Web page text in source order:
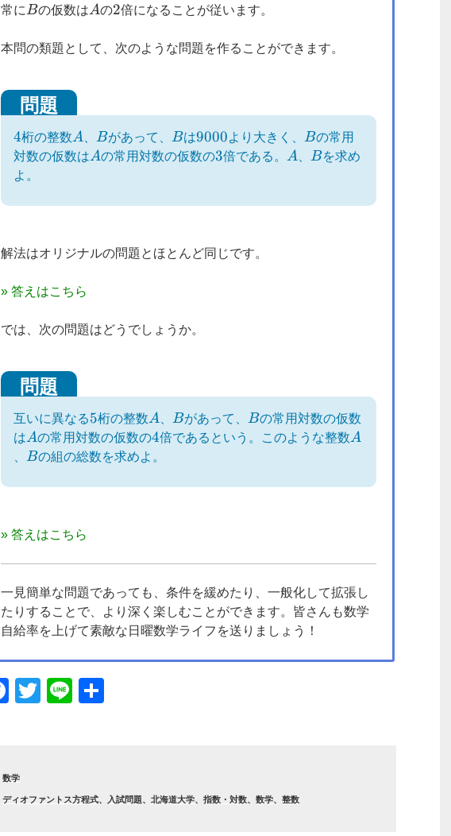
B
常にB
Bの仮数はA
Aの2
2倍になることが従います。
本問の類題として、次のような問題を作ることができます。
4
4桁の整数A
A、 B
Bがあって、 B
Bは9000
9000より大きく、 B
Bの常用
対数の仮数はA
Aの常用対数の仮数の3
3倍である。 A
A、 B
Bを求め
よ。
解法はオリジナルの問題とほとんど同じです。
» 答えはこちら
では、次の問題はどうでしょうか。
互いに異なる5
5桁の整数A
A B
Bがあって、 B
Bの常用対数の仮数
はA
Aの常用対数の仮数の4
4倍であるという。このような整数A
A
B
Bの組の総数を求めよ。
» 答えはこちら
一見簡単な問題であっても、条件を緩めたり、一般化して拡張し
たりすることで、より深く楽しむことができます。皆さんも数学
自給率を上げて素敵な日曜数学ライフを送りましょう！
F
e
b
T
Li
カ
ゴ
数学
タ
ディオファントス方程式、 入試問題、 北海道大学、 指数・対数、 数学、 整数